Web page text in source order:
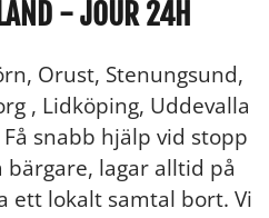
- JOUR 24H
Orust, Stenungsund,
, Lidköping, Uddevalla
snabb hjälp vid stopp
bärgare, lagar alltid på
ett lokalt samtal bort. Vi